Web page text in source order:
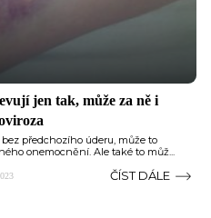
jen tak, může za ně i
předchozího úderu, může to
onemocnění. Ale také to můž...
ČÍST DÁLE